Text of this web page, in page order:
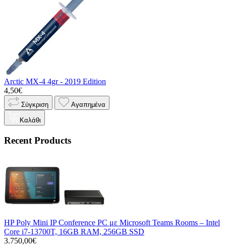
Arctic MX-4 4gr - 2019 Edition
4,50€
Σύγκριση Αγαπημένα
Καλάθι
Recent Products
HP Poly Mini IP Conference PC με Microsoft Teams Rooms – Intel
Core i7-13700T, 16GB RAM, 256GB SSD
3.750,00€